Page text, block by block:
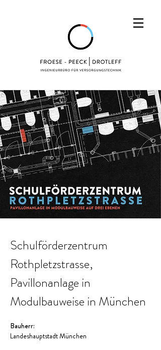
Schulförderzentrum
Rothpletzstrasse,
Pavillonanlage in
Modulbauweise in München
Bauherr:
Landeshauptstadt München